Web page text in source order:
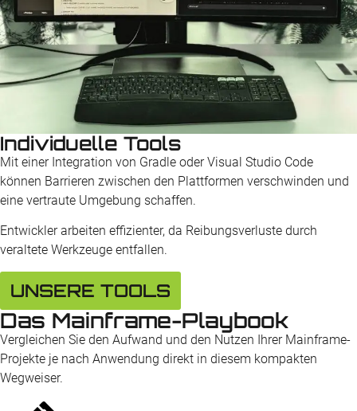
Individuelle Tools
Mit einer Integration von Gradle oder Visual Studio Code
können Barrieren zwischen den Plattformen verschwinden und
eine vertraute Umgebung schaffen.
Entwickler arbeiten effizienter, da Reibungsverluste durch
veraltete Werkzeuge entfallen.
UNSERE TOOLS
Das Mainframe-Playbook
Vergleichen Sie den Aufwand und den Nutzen Ihrer Mainframe-
Projekte je nach Anwendung direkt in diesem kompakten
Wegweiser.